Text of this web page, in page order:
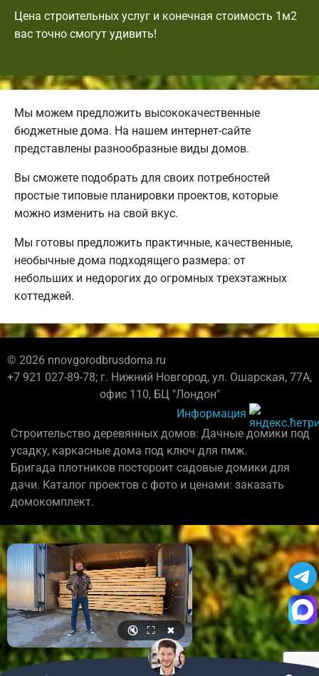
Цена строительных услуг и конечная стоимость 1м2
вас точно смогут удивить!
Мы можем предложить высококачественные
бюджетные дома. На нашем интернет-сайте
представлены разнообразные виды домов.
Вы сможете подобрать для своих потребностей
простые типовые планировки проектов, которые
можно изменить на свой вкус.
Мы готовы предложить практичные, качественные,
необычные дома подходящего размера: от
небольших и недорогих до огромных трехэтажных
коттеджей.
© 2026 nnovgorodbrusdoma.ru
+7 921 027-89-78; г. Нижний Новгород, ул. Ошарская, 77А,
офис 110, БЦ "Лондон"
Информация
Строительство деревянных домов: Дачные домики под
усадку, каркасные дома под ключ для пмж.
Бригада плотников постороит садовые домики для
дачи. Каталог проектов с фото и ценами: заказать
домокомплект.
🔇 ⛶ ✖